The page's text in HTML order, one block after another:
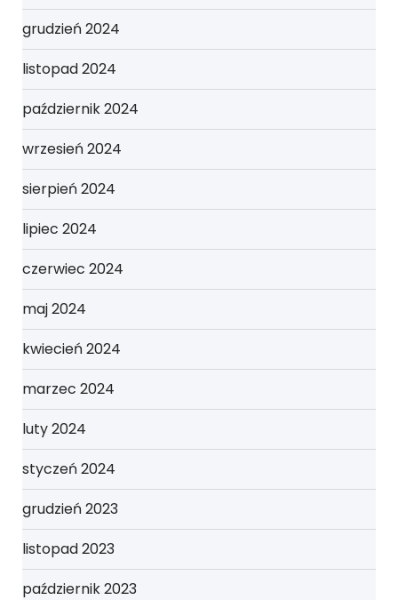
grudzień 2024
listopad 2024
październik 2024
wrzesień 2024
sierpień 2024
lipiec 2024
czerwiec 2024
maj 2024
kwiecień 2024
marzec 2024
luty 2024
styczeń 2024
grudzień 2023
listopad 2023
październik 2023